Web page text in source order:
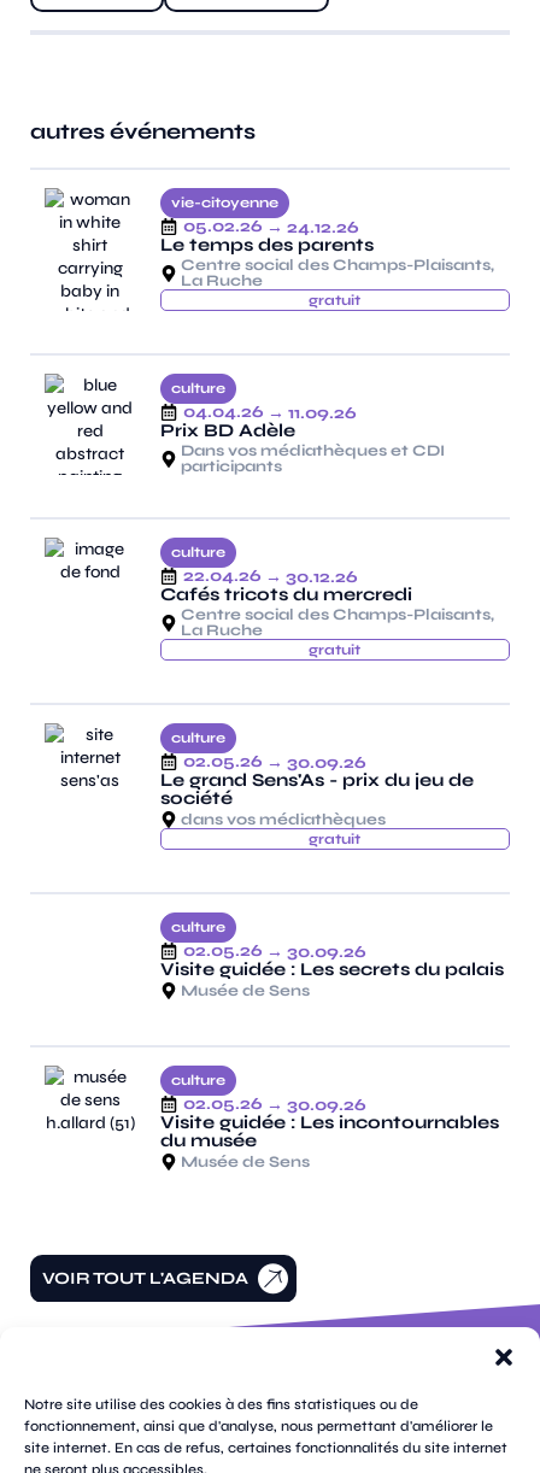
Notre site utilise des cookies à des fins statistiques ou de
fonctionnement, ainsi que d'analyse, nous permettant d'améliorer le
site internet. En cas de refus, certaines fonctionnalités du site internet
ne seront plus accessibles.
autres événements
vie-citoyenne
05.02.26 → 24.12.26
Le temps des parents
Centre social des Champs-Plaisants,
La Ruche
gratuit
culture
04.04.26 → 11.09.26
Prix BD Adèle
Dans vos médiathèques et CDI
participants
culture
22.04.26 → 30.12.26
Cafés tricots du mercredi
Centre social des Champs-Plaisants,
La Ruche
gratuit
culture
02.05.26 → 30.09.26
Le grand Sens'As - prix du jeu de
société
dans vos médiathèques
gratuit
culture
02.05.26 → 30.09.26
Visite guidée : Les secrets du palais
Musée de Sens
culture
02.05.26 → 30.09.26
Visite guidée : Les incontournables
du musée
Musée de Sens
VOIR TOUT L'AGENDA
de la
république
CS
70809
pages
plan